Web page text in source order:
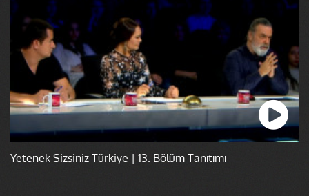
Yetenek Sizsiniz Türkiye | 13. Bölüm Tanıtımı